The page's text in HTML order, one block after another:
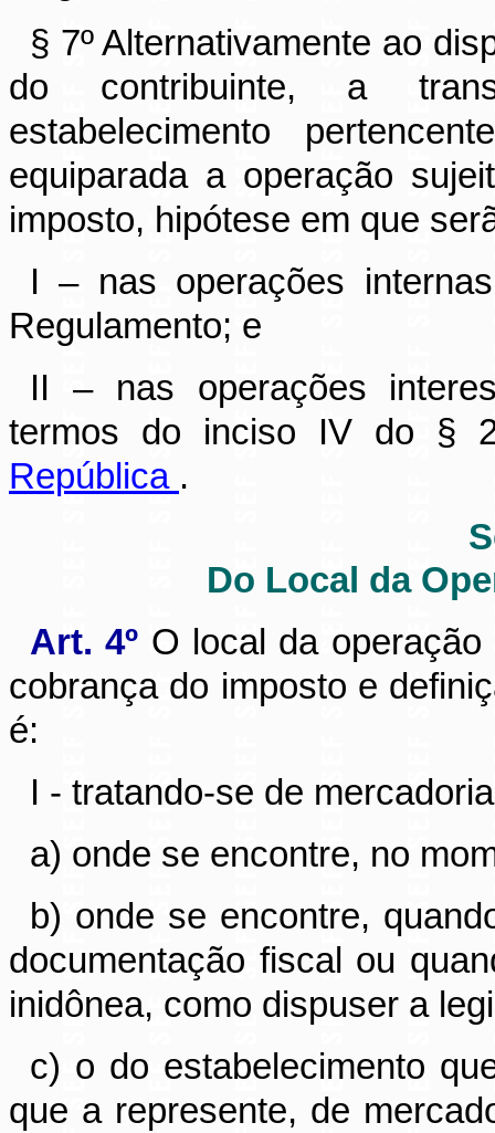
§ 7º Alternativamente ao
do contribuinte, a
estabelecimento
equiparada a operação
imposto, hipótese em que
I – nas operações
Regulamento; e
II – nas operações
termos do inciso IV do §
República .
Do Local da
Art. 4º O local da
cobrança do imposto e
é:
I - tratando-se de
a) onde se encontre, no
b) onde se encontre,
documentação fiscal ou
inidônea, como dispuser a
c) o do estabelecimento
que a represente, de